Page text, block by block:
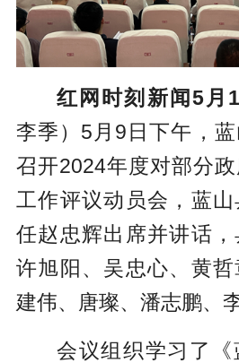
红网时刻新闻5月
李季）5月9日下午，
召开2024年度对部分
工作评议动员会，蓝
任赵忠辉出席并讲话，
许旭阳、吴忠心、黄
建伟、唐璨、潘志鹏、
会议组织学习了